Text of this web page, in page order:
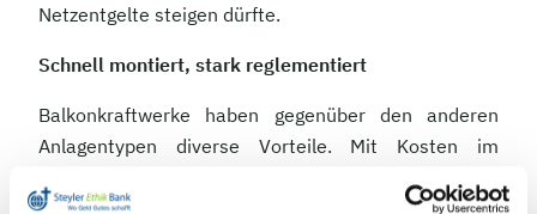
Netzentgelte steigen dürfte.
Schnell montiert, stark reglementiert
Balkonkraftwerke haben gegenüber den anderen
Anlagentypen diverse Vorteile. Mit Kosten im
bezahlbar. Fast noch wichtiger ist, dass man kein